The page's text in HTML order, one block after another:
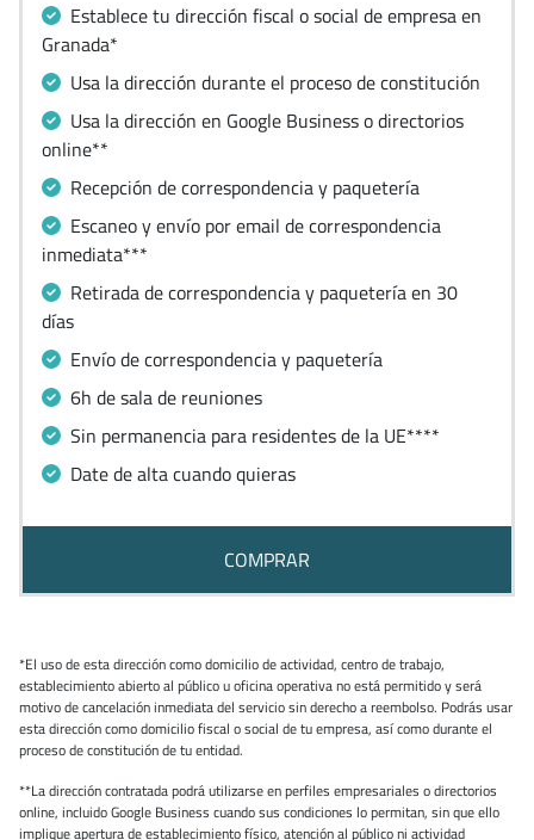
Establece tu dirección fiscal o social de empresa en
Granada*
Usa la dirección durante el proceso de constitución
Usa la dirección en Google Business o directorios
online**
Recepción de correspondencia y paquetería
Escaneo y envío por email de correspondencia
inmediata***
Retirada de correspondencia y paquetería en 30
días
Envío de correspondencia y paquetería
6h de sala de reuniones
Sin permanencia para residentes de la UE****
Date de alta cuando quieras
COMPRAR
*El uso de esta dirección como domicilio de actividad, centro de trabajo,
establecimiento abierto al público u oficina operativa no está permitido y será
motivo de cancelación inmediata del servicio sin derecho a reembolso. Podrás usar
esta dirección como domicilio fiscal o social de tu empresa, así como durante el
proceso de constitución de tu entidad.
**La dirección contratada podrá utilizarse en perfiles empresariales o directorios
online, incluido Google Business cuando sus condiciones lo permitan, sin que ello
implique apertura de establecimiento físico, atención al público ni actividad